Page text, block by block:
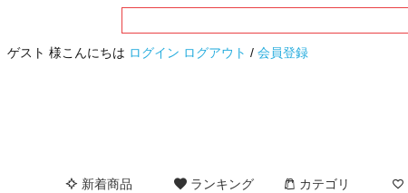
ゲスト 様こんにちは ログイン ログアウト / 会員登録
新着商品 ランキング カテゴリ